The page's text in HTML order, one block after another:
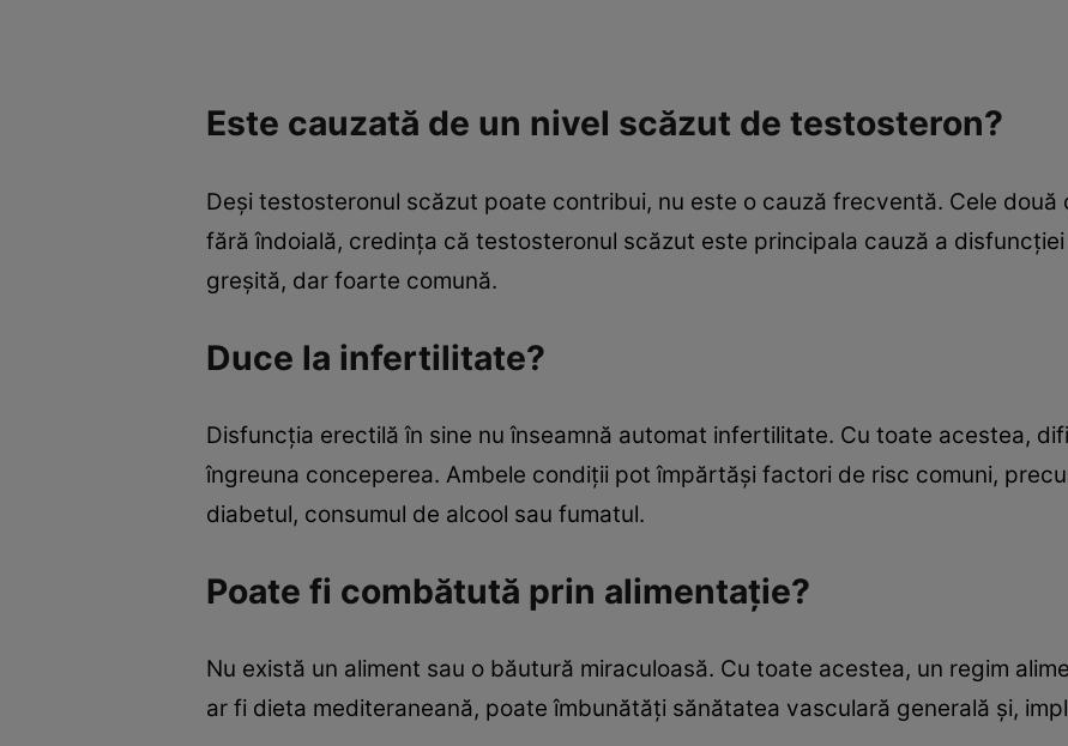
Este cauzată de un nivel scăzut de testosteron?
Deși testosteronul scăzut poate contribui, nu este o cauză frecventă. Cele
fără îndoială, credința că testosteronul scăzut este principala cauză a
greșită, dar foarte comună.
Duce la infertilitate?
Disfuncția erectilă în sine nu înseamnă automat infertilitate. Cu toate acestea,
îngreuna conceperea. Ambele condiții pot împărtăși factori de risc comuni,
diabetul, consumul de alcool sau fumatul.
Poate fi combătută prin alimentaţie?
Nu există un aliment sau o băutură miraculoasă. Cu toate acestea, un regim
ar fi dieta mediteraneană, poate îmbunătăți sănătatea vasculară generală și,